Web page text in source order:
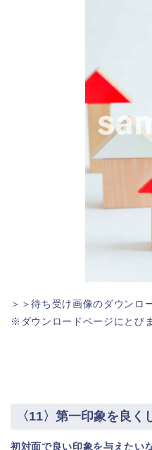
＞＞待ち受け画像のダウンロ
※ダウンロードページにとび
〈11〉第一印象を良く
初対面で良い印象を与えたい